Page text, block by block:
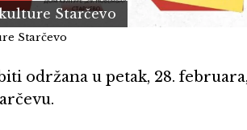
Starčevo
Starčevo
održana u petak, 28.